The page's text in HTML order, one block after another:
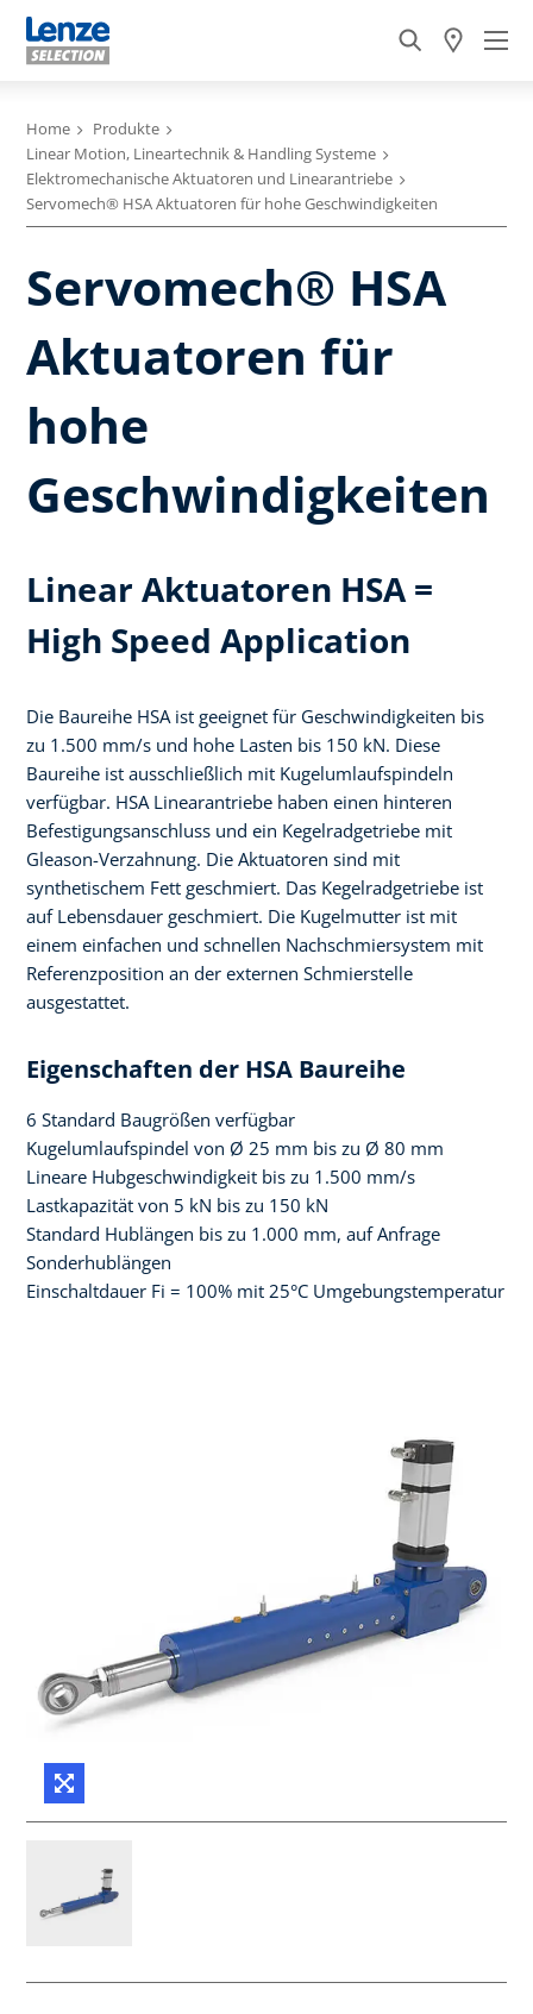
Home
Produkte
Linear Motion, Lineartechnik & Handling Systeme
Elektromechanische Aktuatoren und Linearantriebe
Servomech® HSA Aktuatoren für hohe Geschwindigkeiten
Servomech® HSA
Aktuatoren für
hohe
Geschwindigkeiten
Linear Aktuatoren HSA =
High Speed Application
Die Baureihe HSA ist geeignet für Geschwindigkeiten bis
zu 1.500 mm/s und hohe Lasten bis 150 kN. Diese
Baureihe ist ausschließlich mit Kugelumlaufspindeln
verfügbar. HSA Linearantriebe haben einen hinteren
Befestigungsanschluss und ein Kegelradgetriebe mit
Gleason-Verzahnung. Die Aktuatoren sind mit
synthetischem Fett geschmiert. Das Kegelradgetriebe ist
auf Lebensdauer geschmiert. Die Kugelmutter ist mit
einem einfachen und schnellen Nachschmiersystem mit
Referenzposition an der externen Schmierstelle
ausgestattet.
Eigenschaften der HSA Baureihe
6 Standard Baugrößen verfügbar
Kugelumlaufspindel von Ø 25 mm bis zu Ø 80 mm
Lineare Hubgeschwindigkeit bis zu 1.500 mm/s
Lastkapazität von 5 kN bis zu 150 kN
Standard Hublängen bis zu 1.000 mm, auf Anfrage
Sonderhublängen
Einschaltdauer Fi = 100% mit 25°C Umgebungstemperatur